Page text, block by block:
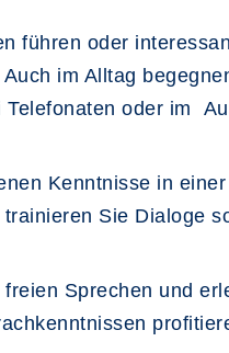
führen oder
im Alltag
oder im
Kenntnisse in einer
Sie Dialoge
Sprechen und